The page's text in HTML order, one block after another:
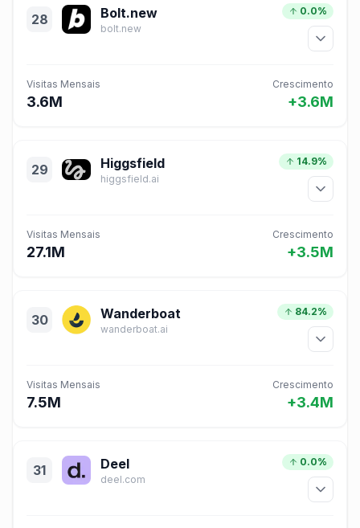
28 Bolt.new
bolt.new
0.0%
Visitas Mensais
3.6M
Crescimento
+3.6M
29 Higgsfield
higgsfield.ai
14.9%
Visitas Mensais
27.1M
Crescimento
+3.5M
30 Wanderboat
wanderboat.ai
84.2%
Visitas Mensais
7.5M
Crescimento
+3.4M
31 Deel
deel.com
0.0%